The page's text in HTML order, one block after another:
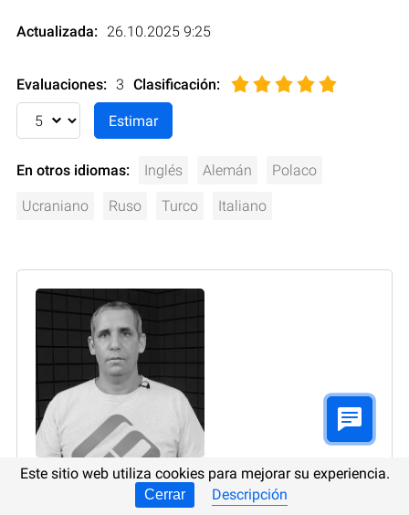
Actualizada: 26.10.2025 9:25
Evaluaciones: 3 Clasificación:
En otros idiomas: Inglés Alemán Polaco
Ucraniano Ruso Turco Italiano
Raidel Arbelay Becerra, Escritor técnico
Este sitio web utiliza cookies para mejorar su experiencia.
Cerrar Descripción